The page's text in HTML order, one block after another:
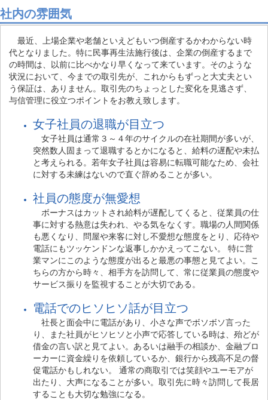
社内の雰囲気
最近、上場企業や老舗といえどもいつ倒産するかわからない時
代となりました。特に民事再生法施行後は、企業の倒産するまで
の時間は、以前に比べかなり早くなって来ています。そのような
状況において、今までの取引先が、これからもずっと大丈夫とい
う保証は、ありません。取引先のちょっとした変化を見逃さず、
与信管理に役立つポイントをお教え致します。
女子社員の退職が目立つ
女子社員は通常３～４年のサイクルの在社期間が多いが、
突然数人固まって退職するとかになると、給料の遅配や未払
と考えられる。若年女子社員は容易に転職可能なため、会社
に対する未練はないので直ぐ辞めることが多い。
社員の態度が無愛想
ボーナスはカットされ給料が遅配してくると、従業員の仕
事に対する熱意は失われ、やる気をなくす。職場の人間関係
も悪くなり、問屋や来客に対し不愛想な態度をとり、応待や
電話にもツッケンドンな返事しかかえってこない。 特に営
業マンにこのような態度が出ると最悪の事態と見てよい。こ
ちらの方から時々、相手方を訪問して、常に従業員の態度や
サービス振りを監視することが大切である。
電話でのヒソヒソ話が目立つ
社長と面会中に電話があり、小さな声でボソボソ言った
り、また社員がヒソヒソと小声で応答している時は、殆どが
借金の言い訳と見てよい。あるいは融手の相談か、金融ブロ
ーカーに資金繰りを依頼しているか、銀行から残高不足の督
促電話かもしれない。 通常の商取引では笑顔やユーモアが
出たり、大声になることが多い。取引先に時々訪問して長居
することも大切な勉強になる。